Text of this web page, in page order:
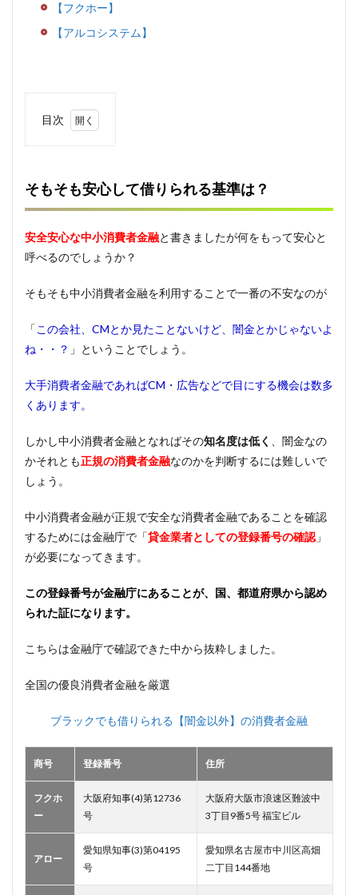
【フクホー】
【アルコシステム】
目次
安心
して
借り
る基
準
2
債務
りら
れる
の？
3
債務
整理
中で
ャッ
シン
グで
きる
費者
金融
【セ
ラ
3.2
3.3
3.4
そもそも安心して借りられる基準は？
安全安心な中小消費者金融と書きましたが何をもって安心と
呼べるのでしょうか？
そもそも中小消費者金融を利用することで一番の不安なのが
「この会社、CMとか見たことないけど、闇金とかじゃないよ
ね・・？ 」ということでしょう。
大手消費者金融であればCM・広告などで目にする機会は数多
くあります。
しかし中小消費者金融となればその知名度は低く
、闇金なの
かそれとも正規の消費者金融なのかを判断するには難しいで
しょう。
中小消費者金融が正規で安全な消費者金融であることを確認
するためには金融庁で「貸金業者としての登録番号の確認 」
が必要になってきます。
この登録番号が金融庁にあることが、国、都道府県から認め
られた証になります。
こちらは金融庁で確認できた中から抜粋しました。
全国の優良消費者金融を厳選
ブラックでも借りられる【闇金以外】の消費者金融
商号 登録番号 住所
フクホ
ー
大阪府知事(4)第12736
号
大阪府大阪市浪速区難波中
3丁目9番5号 福宝ビル
アロー
愛知県知事(3)第04195
号
愛知県名古屋市中川区高畑
二丁目144番地